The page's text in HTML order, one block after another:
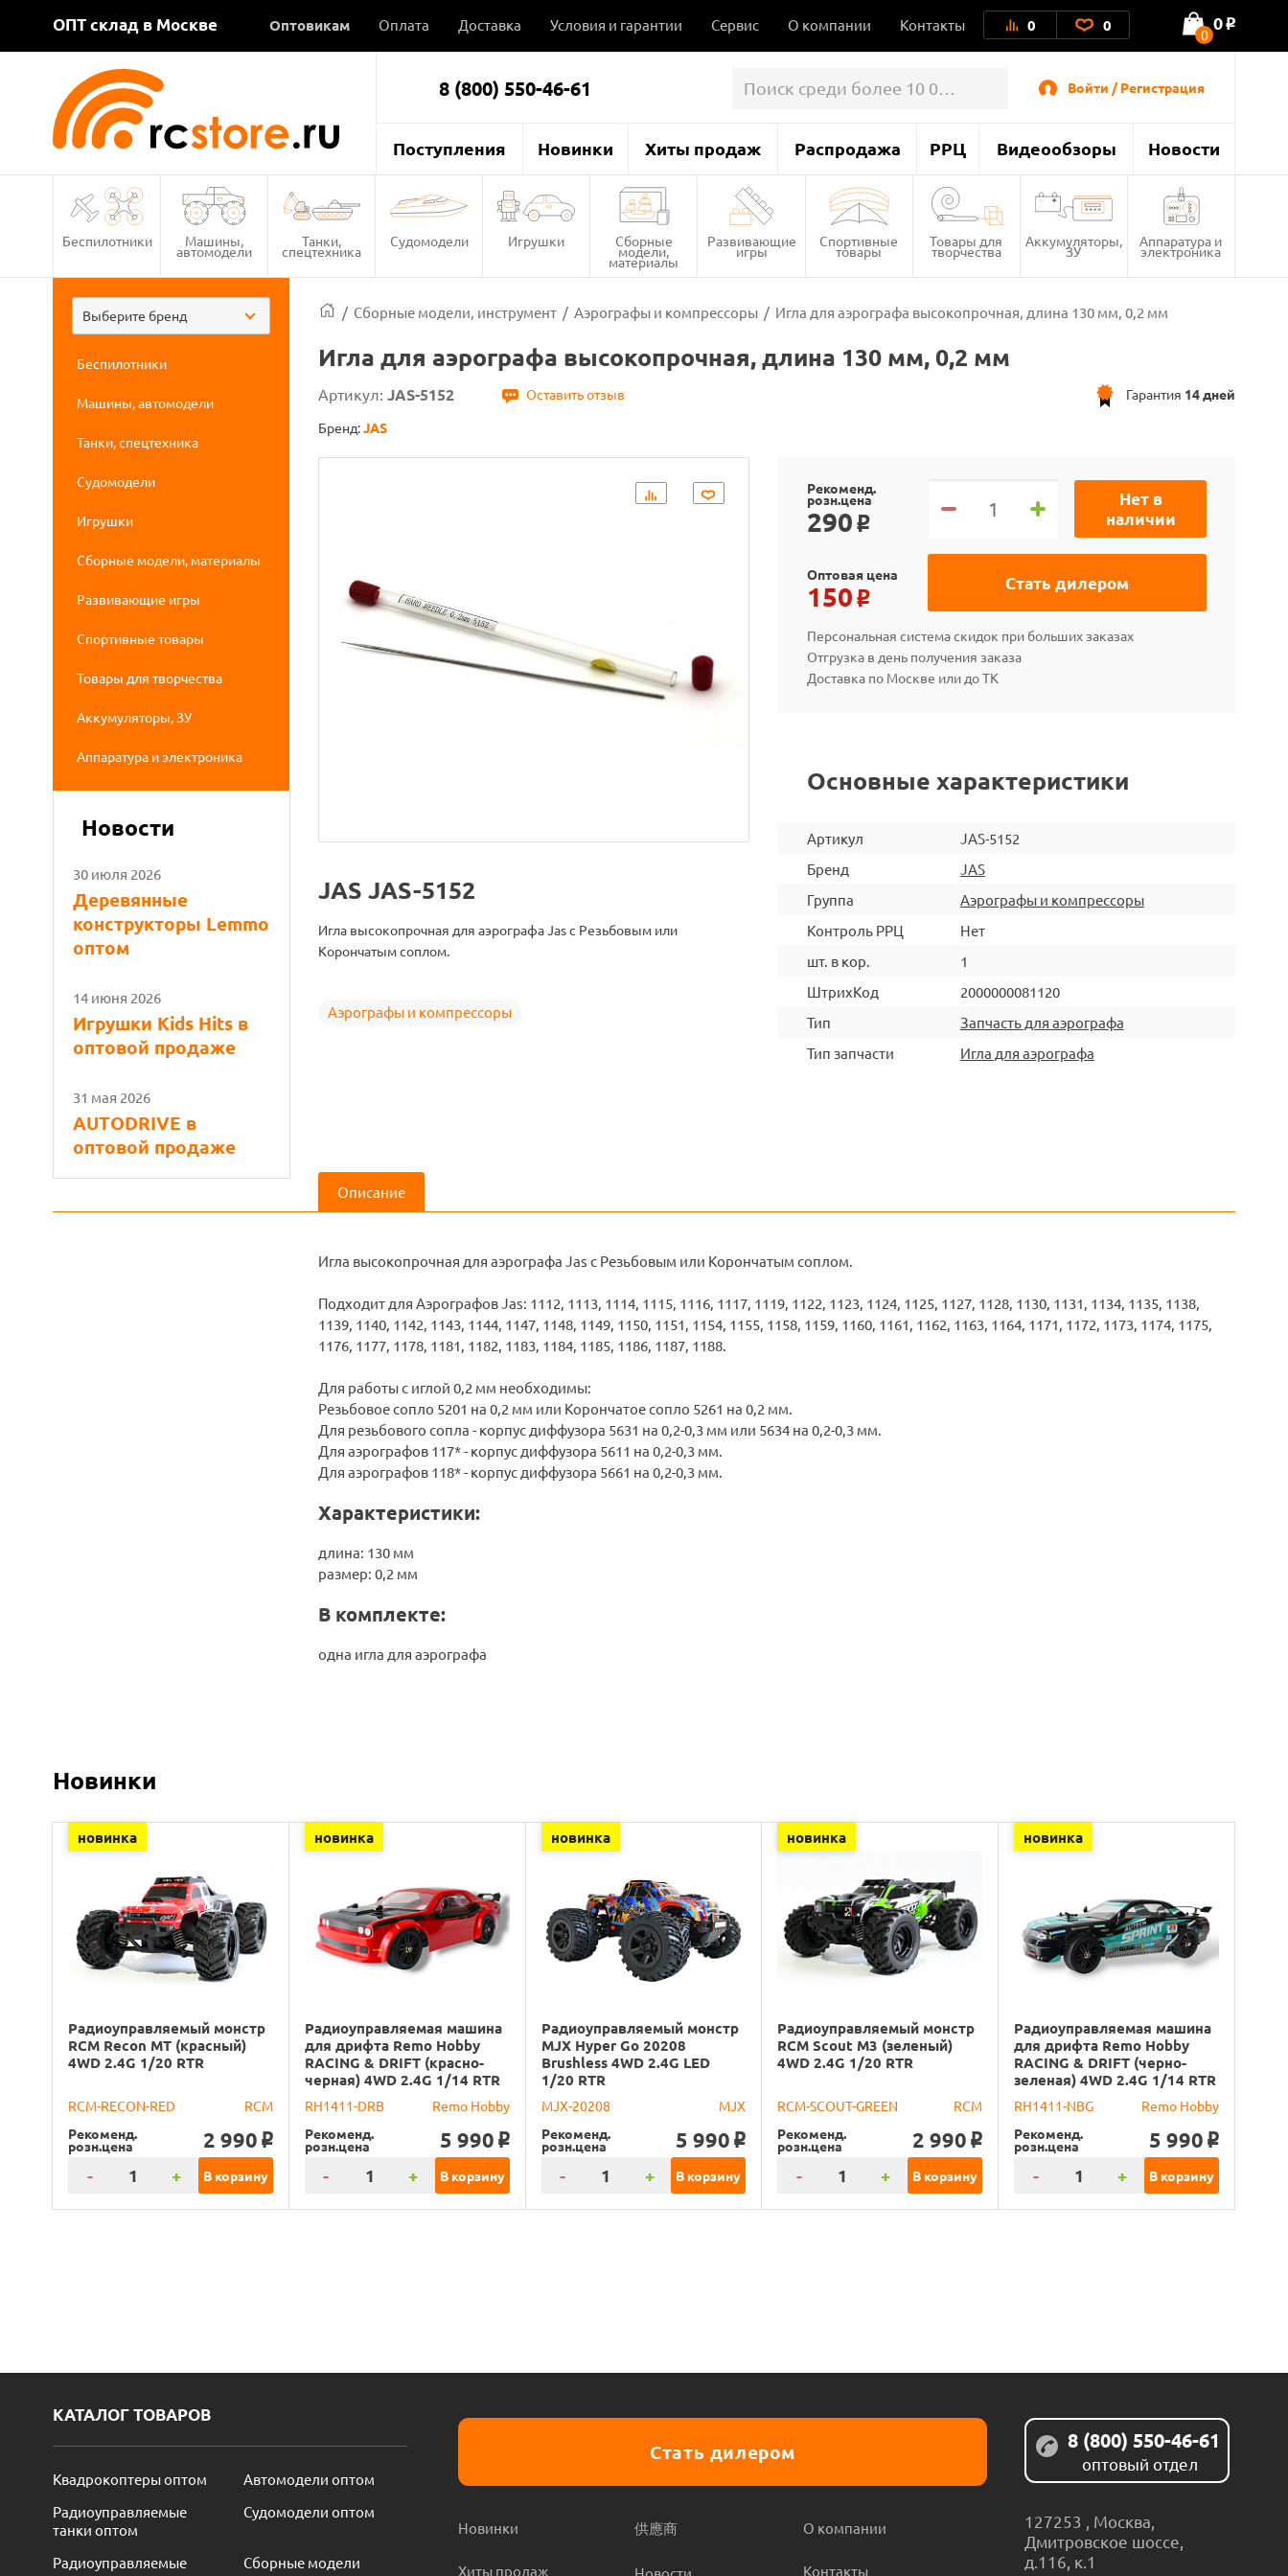
ОПТ склад в Москве Оптовикам Оплата Доставка Условия и гарантии Сервис О компании Контакты 0 0 0
0 o
8 (800) 550-46-61 Войти / Регистрация
Поступления Новинки Хиты продаж Распродажа РРЦ Видеообзоры Новости
Беспилотники Машины,
автомодели
Танки,
спецтехника
Судомодели Игрушки Сборные
модели,
материалы
Развивающие
игры
Спортивные
товары
Товары для
творчества
Аккумуляторы,
ЗУ
Аппаратура и
электроника
Выберите бренд
Беспилотники
Машины, автомодели
Танки, спецтехника
Судомодели
Игрушки
Сборные модели, материалы
Развивающие игры
Спортивные товары
Товары для творчества
Аккумуляторы, ЗУ
Аппаратура и электроника
Новости
30 июля 2026
Деревянные
конструкторы Lemmo
оптом
14 июня 2026
Игрушки Kids Hits в
оптовой продаже
31 мая 2026
AUTODRIVE в
оптовой продаже
/ Сборные модели, инструмент / Аэрографы и компрессоры / Игла для аэрографа высокопрочная, длина 130 мм, 0,2 мм
Игла для аэрографа высокопрочная, длина 130 мм, 0,2 мм
Артикул: JAS-5152 Оставить отзыв Гарантия 14 дней
Бренд:JAS
JAS JAS-5152
Игла высокопрочная для аэрографа Jas c Резьбовым или
Корончатым соплом.
Аэрографы и компрессоры
Рекоменд.
розн.цена
290 o
Нет в
наличии
Стать дилером
Оптовая цена
150 o
Персональная система скидок при больших заказах
Отгрузка в день получения заказа
Доставка по Москве или до ТК
Основные характеристики
Артикул
JAS-5152
Бренд
JAS
Группа
Аэрографы и компрессоры
Контроль РРЦ
Нет
шт. в кор.
1
ШтрихКод
2000000081120
Тип
Запчасть для аэрографа
Тип запчасти
Игла для аэрографа
Описание
Игла высокопрочная для аэрографа Jas c Резьбовым или Корончатым соплом.
Подходит для Аэрографов Jas: 1112, 1113, 1114, 1115, 1116, 1117, 1119, 1122, 1123, 1124, 1125, 1127, 1128, 1130, 1131, 1134, 1135, 1138,
1139, 1140, 1142, 1143, 1144, 1147, 1148, 1149, 1150, 1151, 1154, 1155, 1158, 1159, 1160, 1161, 1162, 1163, 1164, 1171, 1172, 1173, 1174, 1175,
1176, 1177, 1178, 1181, 1182, 1183, 1184, 1185, 1186, 1187, 1188.
Для работы с иглой 0,2 мм необходимы:
Резьбовое сопло 5201 на 0,2 мм или Корончатое сопло 5261 на 0,2 мм.
Для резьбового сопла - корпус диффузора 5631 на 0,2-0,3 мм или 5634 на 0,2-0,3 мм.
Для аэрографов 117* - корпус диффузора 5611 на 0,2-0,3 мм.
Для аэрографов 118* - корпус диффузора 5661 на 0,2-0,3 мм.
Характеристики:
длина: 130 мм
размер: 0,2 мм
В комплекте:
одна игла для аэрографа
Новинки
новинка
Радиоуправляемый монстр
RCM Recon MT (красный)
4WD 2.4G 1/20 RTR
RCM-RECON-RED
RCM
Рекоменд.
розн.цена 2 990 o
- + В корзину
новинка
Радиоуправляемая машина
для дрифта Remo Hobby
RACING & DRIFT (красно-
черная) 4WD 2.4G 1/14 RTR
RH1411-DRB
Remo Hobby
Рекоменд.
розн.цена 5 990 o
- + В корзину
новинка
Радиоуправляемый монстр
MJX Hyper Go 20208
Brushless 4WD 2.4G LED
1/20 RTR
MJX-20208
MJX
Рекоменд.
розн.цена 5 990 o
- + В корзину
новинка
Радиоуправляемый монстр
RCM Scout M3 (зеленый)
4WD 2.4G 1/20 RTR
RCM-SCOUT-GREEN
RCM
Рекоменд.
розн.цена 2 990 o
- + В корзину
новинка
Радиоуправляемая машина
для дрифта Remo Hobby
RACING & DRIFT (черно-
зеленая) 4WD 2.4G 1/14 RTR
RH1411-NBG
Remo Hobby
Рекоменд.
розн.цена 5 990 o
- + В корзину
КАТАЛОГ ТОВАРОВ
Квадрокоптеры оптом
Автомодели оптом
Радиоуправляемые
танки оптом
Судомодели оптом
Радиоуправляемые
Сборные модели
Стать дилером
Новинки
Хиты продаж
供應商 О компании
Контакты
8 (800) 550-46-61
оптовый отдел
127253 Москва
Дмитровское шоссе,
д.116, к.1